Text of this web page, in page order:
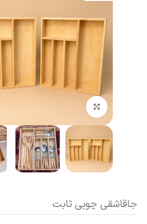
جاقاشقی چوبی ثابت